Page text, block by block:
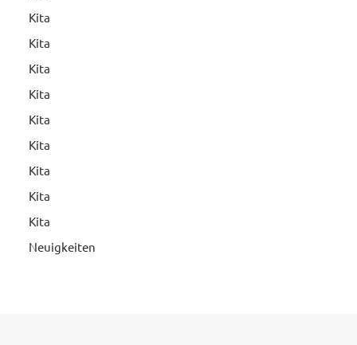
Kita
Kita
Kita
Kita
Kita
Kita
Kita
Kita
Kita
Neuigkeiten